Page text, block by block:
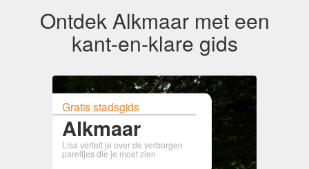
Ontdek Alkmaar met een
kant-en-klare gids
Gratis stadsgids
Alkmaar
Lisa vertelt je over de verborgen
pareltjes die je moet zien